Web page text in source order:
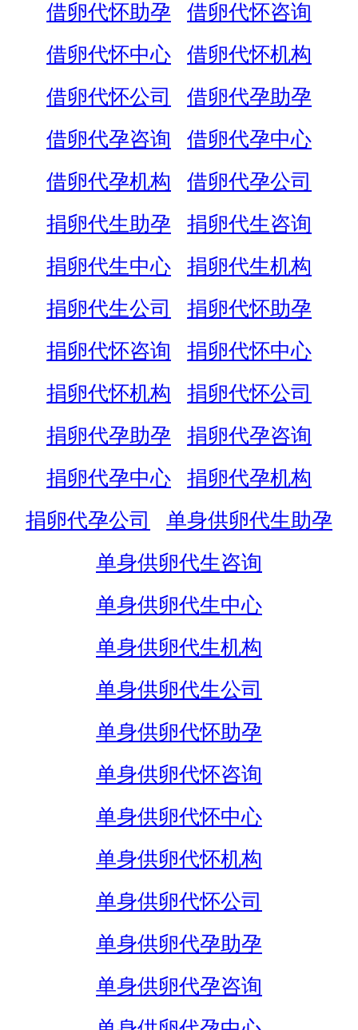
借卵代怀助孕
借卵代怀咨询
借卵代怀中心
借卵代怀机构
借卵代怀公司
借卵代孕助孕
借卵代孕咨询
借卵代孕中心
借卵代孕机构
借卵代孕公司
捐卵代生助孕
捐卵代生咨询
捐卵代生中心
捐卵代生机构
捐卵代生公司
捐卵代怀助孕
捐卵代怀咨询
捐卵代怀中心
捐卵代怀机构
捐卵代怀公司
捐卵代孕助孕
捐卵代孕咨询
捐卵代孕中心
捐卵代孕机构
捐卵代孕公司
单身供卵代生助孕
单身供卵代生咨询
单身供卵代生中心
单身供卵代生机构
单身供卵代生公司
单身供卵代怀助孕
单身供卵代怀咨询
单身供卵代怀中心
单身供卵代怀机构
单身供卵代怀公司
单身供卵代孕助孕
单身供卵代孕咨询